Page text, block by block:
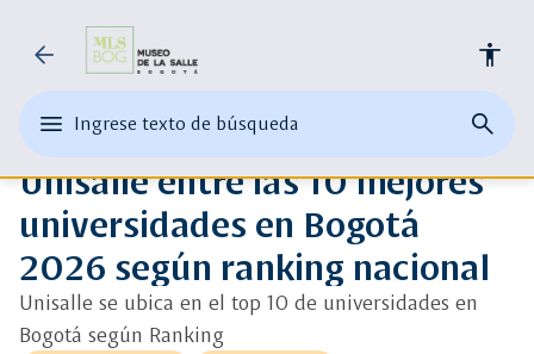
arrow_back
Universidad
de
la
Salle
menu
el
menu
principal
Ingrese texto de búsqueda search
de
edit
Ingrese
o
palabra
clave
close
accessibility
ads_click Ver más detalle
auto_awesome
Unisalle entre las 10 mejores
universidades en Bogotá
2026 según ranking nacional
Unisalle se ubica en el top 10 de universidades en
Bogotá según Ranking